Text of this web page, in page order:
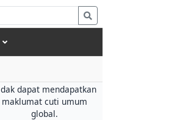
dapat mendapatkan
maklumat cuti umum
global.